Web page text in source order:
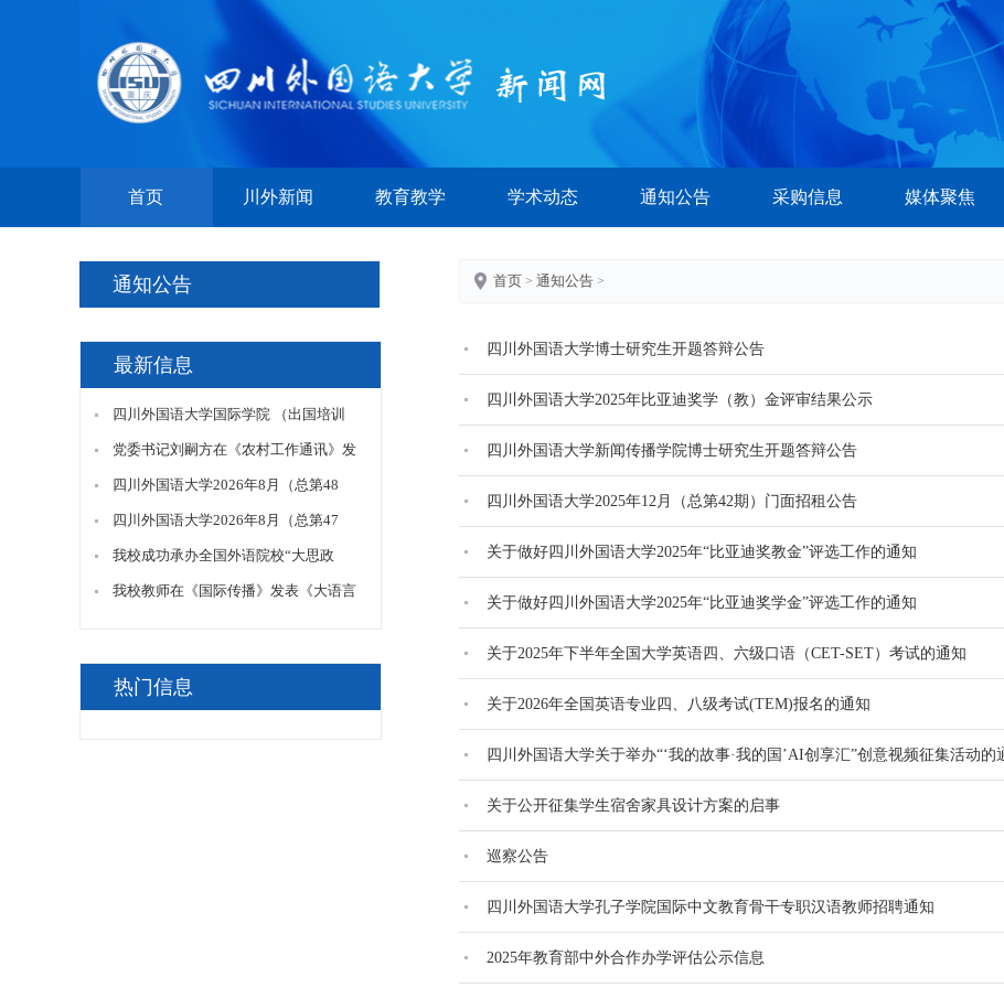
首页 川外新闻 教育教学 学术动态 通知公告 采购信息 媒体聚焦
通知公告
最新信息
四川外国语大学国际学院 （出国培训
部）合作伙伴招募公告
党委书记刘嗣方在《农村工作通讯》发
表理论文章《推动乡村振兴国际合作的
重要意义与实践路径》
四川外国语大学2026年8月（总第48
期）门面项目招租公告(文创店)
四川外国语大学2026年8月（总第47
期）门面招租公告
我校成功承办全国外语院校“大思政
课”建设联盟2026年年会
我校教师在《国际传播》发表《大语言
径》
热门信息
首页 > 通知公告 >
四川外国语大学博士研究生开题答辩公告
四川外国语大学2025年比亚迪奖学（教）金评审结果公示
四川外国语大学新闻传播学院博士研究生开题答辩公告
四川外国语大学2025年12月（总第42期）门面招租公告
关于做好四川外国语大学2025年“比亚迪奖教金”评选工作的通知
关于做好四川外国语大学2025年“比亚迪奖学金”评选工作的通知
关于2025年下半年全国大学英语四、六级口语（CET-SET）考试的通知
关于2026年全国英语专业四、八级考试(TEM)报名的通知
四川外国语大学关于举办“‘我的故事·我的国’AI创享汇”创意视频征集活动的
关于公开征集学生宿舍家具设计方案的启事
巡察公告
四川外国语大学孔子学院国际中文教育骨干专职汉语教师招聘通知
2025年教育部中外合作办学评估公示信息